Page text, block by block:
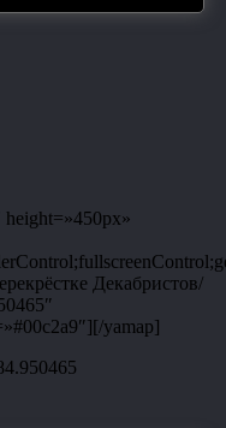
height=»450px»
Декабристов/
yamap]